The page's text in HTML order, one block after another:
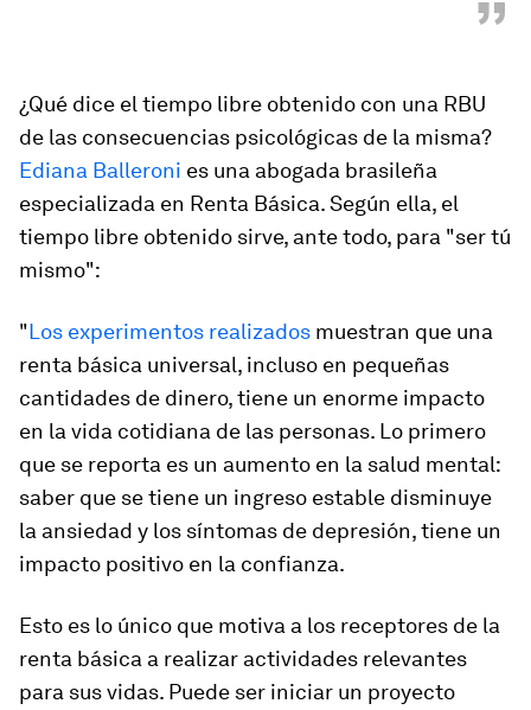
”
¿Qué dice el tiempo libre obtenido con una RBU
de las consecuencias psicológicas de la misma?
Ediana Balleroni es una abogada brasileña
especializada en Renta Básica. Según ella, el
tiempo libre obtenido sirve, ante todo, para "ser tú
mismo":
"Los experimentos realizados muestran que una
renta básica universal, incluso en pequeñas
cantidades de dinero, tiene un enorme impacto
en la vida cotidiana de las personas. Lo primero
que se reporta es un aumento en la salud mental:
saber que se tiene un ingreso estable disminuye
la ansiedad y los síntomas de depresión, tiene un
impacto positivo en la confianza.
Esto es lo único que motiva a los receptores de la
renta básica a realizar actividades relevantes
para sus vidas. Puede ser iniciar un proyecto